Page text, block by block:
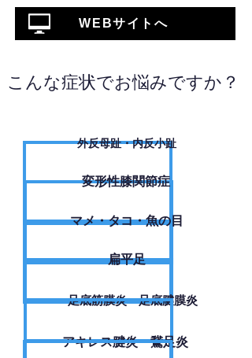
WEBサイトへ
こんな症状でお悩みですか？
外反母趾・内反小趾
変形性膝関節症
​マメ・タコ・魚の目
扁平足
足底筋膜炎・足底腱膜炎
アキレス腱炎・鵞足炎